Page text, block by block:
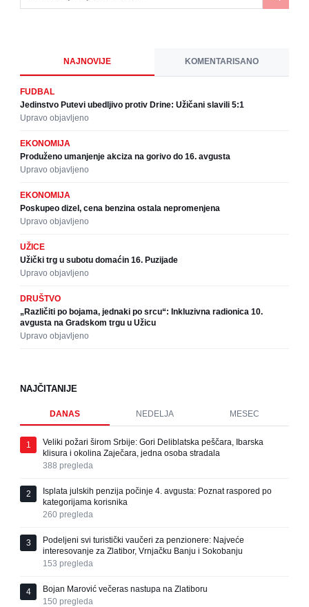
NAJNOVIJE KOMENTARISANO
FUDBAL
Jedinstvo Putevi ubedljivo protiv Drine: Užičani slavili 5:1
Upravo objavljeno
EKONOMIJA
Produženo umanjenje akciza na gorivo do 16. avgusta
Upravo objavljeno
EKONOMIJA
Poskupeo dizel, cena benzina ostala nepromenjena
Upravo objavljeno
UŽICE
Užički trg u subotu domaćin 16. Puzijade
Upravo objavljeno
DRUŠTVO
„Različiti po bojama, jednaki po srcu“: Inkluzivna radionica 10.
avgusta na Gradskom trgu u Užicu
Upravo objavljeno
NAJČITANIJE
DANAS NEDELJA MESEC
1
Veliki požari širom Srbije: Gori Deliblatska peščara, Ibarska
klisura i okolina Zaječara, jedna osoba stradala
388 pregleda
2
Isplata julskih penzija počinje 4. avgusta: Poznat raspored po
kategorijama korisnika
260 pregleda
3
Podeljeni svi turistički vaučeri za penzionere: Najveće
interesovanje za Zlatibor, Vrnjačku Banju i Sokobanju
153 pregleda
4
Bojan Marović večeras nastupa na Zlatiboru
150 pregleda